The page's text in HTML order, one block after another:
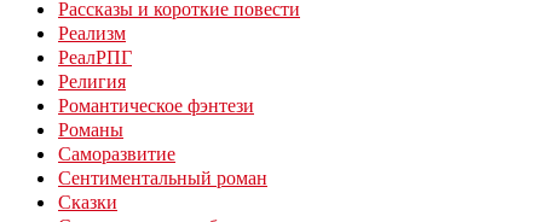
Рассказы и короткие повести
Реализм
РеалРПГ
Религия
Романтическое фэнтези
Романы
Саморазвитие
Сентиментальный роман
Сказки